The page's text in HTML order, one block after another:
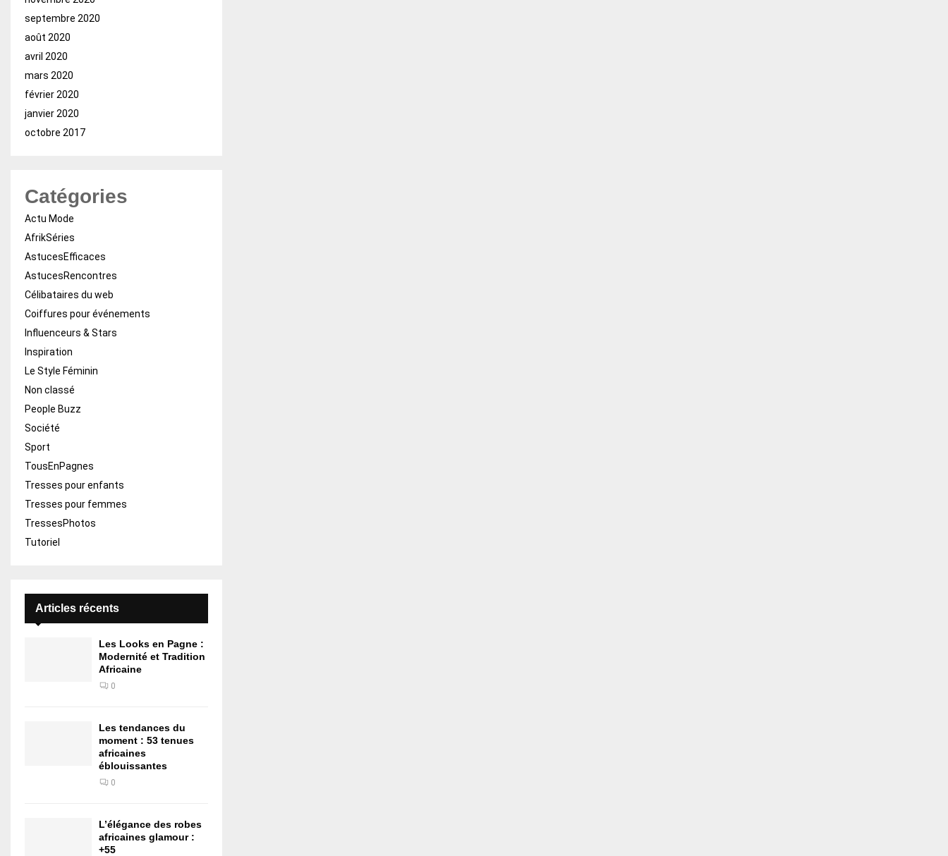
septembre 2020
août 2020
avril 2020
mars 2020
février 2020
janvier 2020
octobre 2017
Catégories
Actu Mode
AfrikSéries
AstucesEfficaces
AstucesRencontres
Célibataires du web
Coiffures pour événements
Influenceurs & Stars
Inspiration
Le Style Féminin
Non classé
People Buzz
Société
Sport
TousEnPagnes
Tresses pour enfants
Tresses pour femmes
TressesPhotos
Tutoriel
Articles récents
Les Looks en Pagne :
Modernité et Tradition
Africaine
0
Les tendances du
moment : 53 tenues
africaines
éblouissantes
0
L’élégance des robes
africaines glamour :
+55